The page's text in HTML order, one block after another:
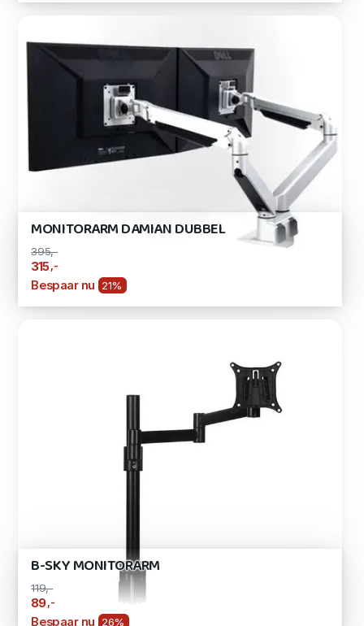
MONITORARM DAMIAN DUBBEL
395,-
315 ,-
Bespaar nu 21%
B-SKY MONITORARM
119,-
89 ,-
Bespaar nu 26%